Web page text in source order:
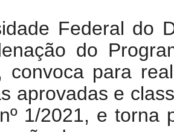
Federal do
do
convoca para
aprovadas e
1/2021, e torna